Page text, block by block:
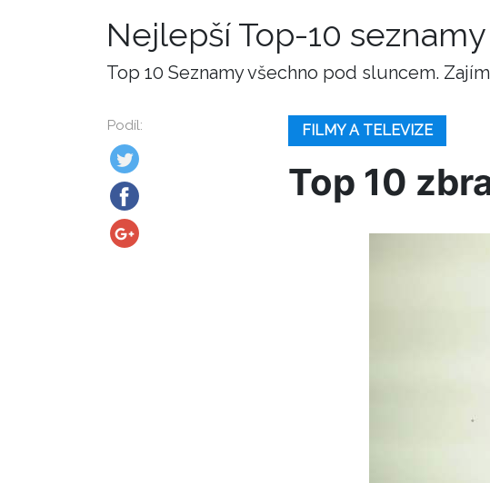
Nejlepší Top-10
Top 10 Seznamy všechno pod sluncem.
Podíl: FILMY A TELEVIZE
Top 10